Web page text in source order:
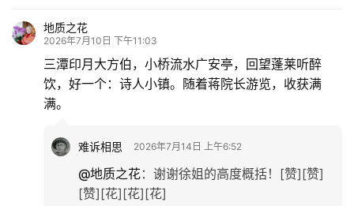
地质之花
2026年7月10日 下午11:03
三潭印月大方伯，小桥流水广安亭，回望蓬莱听醉
饮，好一个：诗人小镇。随着蒋院长游览，收获满
满。
难诉相思 2026年7月14日 上午6:52
@地质之花： 谢谢徐姐的高度概括！[赞][赞]
[赞][花][花][花]